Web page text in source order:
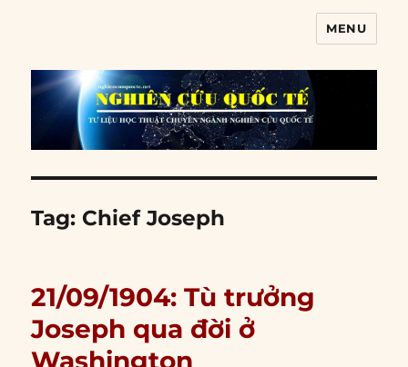
MENU
Tag: Chief Joseph
21/09/1904: Tù trưởng
Joseph qua đời ở